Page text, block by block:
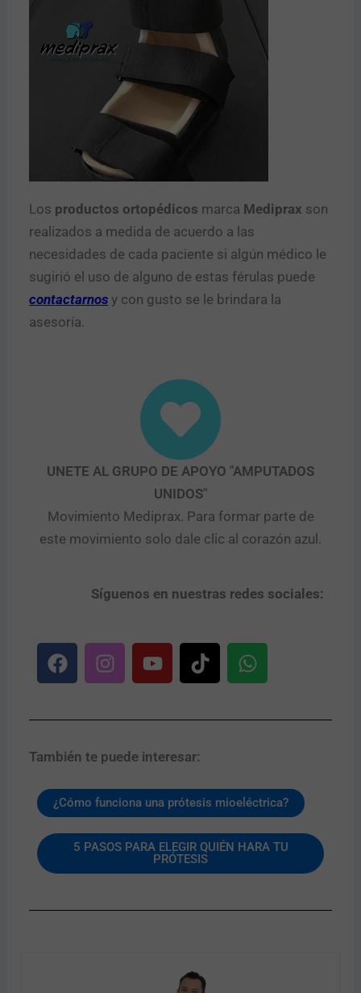
Los productos ortopédicos marca Mediprax son
realizados a medida de acuerdo a las
necesidades de cada paciente si algún médico le
sugirió el uso de alguno de estas férulas puede
contactarnos y con gusto se le brindara la
asesoría.
UNETE AL GRUPO DE APOYO "AMPUTADOS
UNIDOS"
Movimiento Mediprax. Para formar parte de
este movimiento solo dale clic al corazón azul.
Síguenos en nuestras redes sociales:
F
a
o
k
I
n
g
a
m
Y
o
b
T
i
k
W
h
p
También te puede interesar:
¿Cómo funciona una prótesis mioeléctrica?
5 PASOS PARA ELEGIR QUIÉN HARA TU
PRÓTESIS